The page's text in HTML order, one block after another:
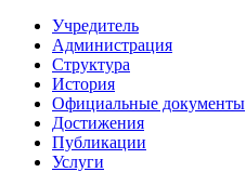
Учредитель
Администрация
Структура
История
Официальные документы
Достижения
Публикации
Услуги